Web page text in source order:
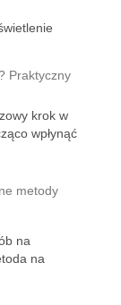
Praktyczny
krok w
wpłynąć
metody
na
na